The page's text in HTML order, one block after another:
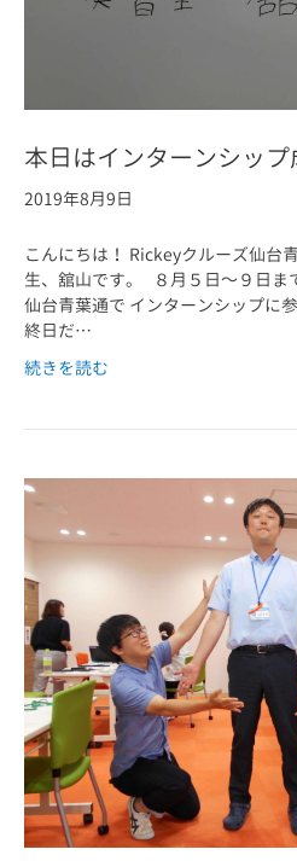
本日はインターンシップ
2019年8月9日
こんにちは！ Rickeyクルーズ仙台
生、舘山です。 ８月５日～９日ま
仙台青葉通で インターンシップに
終日だ…
続きを読む